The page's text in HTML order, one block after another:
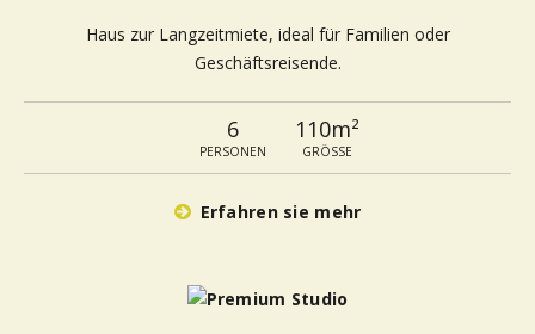
Haus zur Langzeitmiete, ideal für Familien oder
Geschäftsreisende.
6
PERSONEN
110m²
GRÖSSE
Erfahren sie mehr